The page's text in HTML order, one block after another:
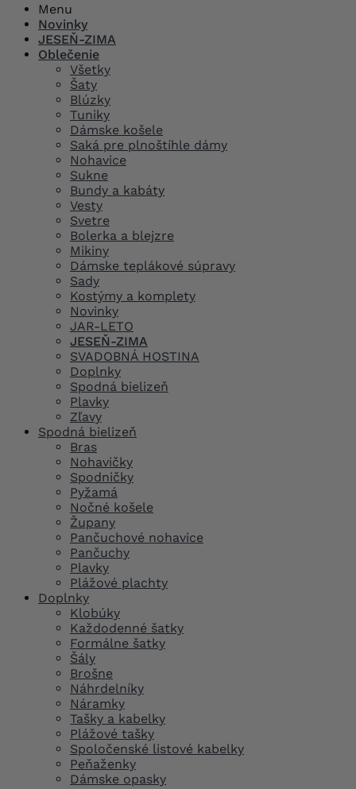
Menu
Novinky
JESEŇ-ZIMA
Oblečenie
Všetky
Šaty
Blúzky
Tuniky
Dámske košele
Saká pre plnoštíhle dámy
Nohavice
Sukne
Bundy a kabáty
Vesty
Svetre
Bolerka a blejzre
Mikiny
Dámske teplákové súpravy
Sady
Kostýmy a komplety
Novinky
JAR-LETO
JESEŇ-ZIMA
SVADOBNÁ HOSTINA
Doplnky
Spodná bielizeň
Plavky
Zľavy
Spodná bielizeň
Bras
Nohavičky
Spodničky
Pyžamá
Nočné košele
Župany
Pančuchové nohavice
Pančuchy
Plavky
Plážové plachty
Doplnky
Klobúky
Každodenné šatky
Formálne šatky
Šály
Brošne
Náhrdelníky
Náramky
Tašky a kabelky
Plážové tašky
Spoločenské listové kabelky
Peňaženky
Dámske opasky